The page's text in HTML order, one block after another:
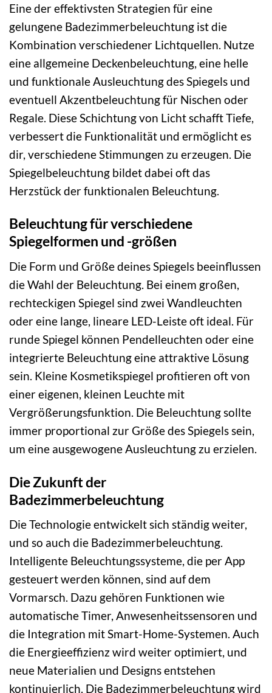
Eine der effektivsten Strategien für eine
gelungene Badezimmerbeleuchtung ist die
Kombination verschiedener Lichtquellen. Nutze
eine allgemeine Deckenbeleuchtung, eine helle
und funktionale Ausleuchtung des Spiegels und
eventuell Akzentbeleuchtung für Nischen oder
Regale. Diese Schichtung von Licht schafft Tiefe,
verbessert die Funktionalität und ermöglicht es
dir, verschiedene Stimmungen zu erzeugen. Die
Spiegelbeleuchtung bildet dabei oft das
Herzstück der funktionalen Beleuchtung.
Beleuchtung für verschiedene
Spiegelformen und -größen
Die Form und Größe deines Spiegels beeinflussen
die Wahl der Beleuchtung. Bei einem großen,
rechteckigen Spiegel sind zwei Wandleuchten
oder eine lange, lineare LED-Leiste oft ideal. Für
runde Spiegel können Pendelleuchten oder eine
integrierte Beleuchtung eine attraktive Lösung
sein. Kleine Kosmetikspiegel profitieren oft von
einer eigenen, kleinen Leuchte mit
Vergrößerungsfunktion. Die Beleuchtung sollte
immer proportional zur Größe des Spiegels sein,
um eine ausgewogene Ausleuchtung zu erzielen.
Die Zukunft der
Badezimmerbeleuchtung
Die Technologie entwickelt sich ständig weiter,
und so auch die Badezimmerbeleuchtung.
Intelligente Beleuchtungssysteme, die per App
gesteuert werden können, sind auf dem
Vormarsch. Dazu gehören Funktionen wie
automatische Timer, Anwesenheitssensoren und
die Integration mit Smart-Home-Systemen. Auch
die Energieeffizienz wird weiter optimiert, und
neue Materialien und Designs entstehen
kontinuierlich. Die Badezimmerbeleuchtung wird